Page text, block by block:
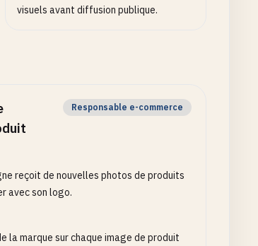
visuels avant diffusion publique.
Responsable e-commerce
reçoit de nouvelles photos de produits
avec son logo.
la marque sur chaque image de produit